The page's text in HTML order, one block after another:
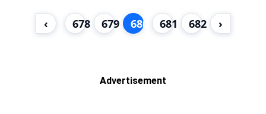
‹ 678 679 680 681 682 ›
Advertisement